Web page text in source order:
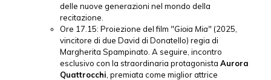
delle nuove generazioni nel mondo della
recitazione.
Ore 17.15: Proiezione del film "Gioia Mia" (2025,
vincitore di due David di Donatello) regia di
Margherita Spampinato. A seguire, incontro
esclusivo con la straordinaria protagonista Aurora
Quattrocchi , premiata come miglior attrice